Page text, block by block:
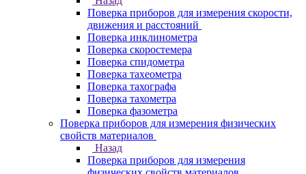
Поверка приборов для измерения скорости,
движения и расстояний
Поверка инклинометра
Поверка скоростемера
Поверка спидометра
Поверка тахеометра
Поверка тахографа
Поверка тахометра
Поверка фазометра
Поверка приборов для измерения физических
свойств материалов
Назад
Поверка приборов для измерения